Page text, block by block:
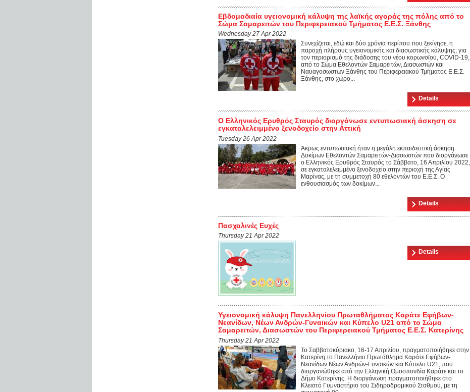
Εβδομαδιαία υγειονομική κάλυψη της λαϊκής αγοράς της πόλης από το
Σώμα Σαμαρειτών του Περιφερειακού Τμήματος Ε.Ε.Σ. Ξάνθης
Wednesday 27 Apr 2022
Συνεχίζεται, εδώ και δύο χρόνια περίπου που ξεκίνησε, η
παροχή πλήρους υγειονομικής και διασωστικής κάλυψης, για
τον περιορισμό της διάδοσης του νέου κορωνοϊού, COVID-19,
από το Σώμα Εθελοντών Σαμαρειτών, Διασωστών και
Ναυαγοσωστών Ξάνθης του Περιφερειακού Τμήματος Ε.Ε.Σ.
Ξάνθης, στο χώρο...
Details
Ο Ελληνικός Ερυθρός Σταυρός διοργάνωσε εντυπωσιακή άσκηση σε
εγκαταλελειμμένο ξενοδοχείο στην Αττική
Tuesday 26 Apr 2022
Άκρως εντυπωσιακή ήταν η μεγάλη εκπαιδευτική άσκηση
Δοκίμων Εθελοντών Σαμαρειτών-Διασωστών που διοργάνωσε
ο Ελληνικός Ερυθρός Σταυρός το Σάββατο, 16 Απριλίου 2022,
σε εγκαταλελειμμένο ξενοδοχείο στην περιοχή της Αγίας
Μαρίνας, με τη συμμετοχή 80 εθελοντών του Ε.Ε.Σ. Ο
ενθουσιασμός των δοκίμων...
Details
Πασχαλινές Ευχές
Thursday 21 Apr 2022
Details
Υγειονομική κάλυψη Πανελληνίου Πρωταθλήματος Καράτε Εφήβων-
Νεανίδων, Νέων Ανδρών-Γυναικών και Κύπελο U21 από το Σώμα
Σαμαρειτών, Διασωστών του Περιφερειακού Τμήματος Ε.Ε.Σ. Κατερίνης
Thursday 21 Apr 2022
Το Σαββατοκύριακο, 16-17 Απριλίου, πραγματοποιήθηκε στην
Κατερίνη το Πανελλήνιο Πρωτάθλημα Καράτε Εφήβων-
Νεανίδων Νέων Ανδρών-Γυναικών και Κύπελο U21, που
διοργανώθηκε από την Ελληνική Ομοσπονδία Καράτε και το
Δήμο Κατερίνης. Η διοργάνωση πραγματοποιήθηκε στο
Κλειστό Γυμναστήριο του Σιδηροδρομικού Σταθμού, με τη